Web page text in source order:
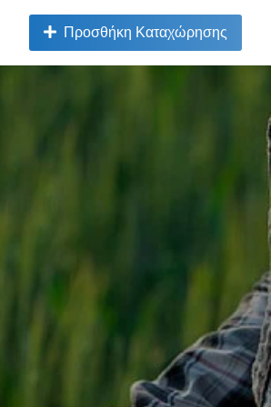
Προσθήκη Καταχώρησης